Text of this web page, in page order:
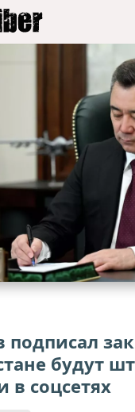
подписал
будут
в соцсетях